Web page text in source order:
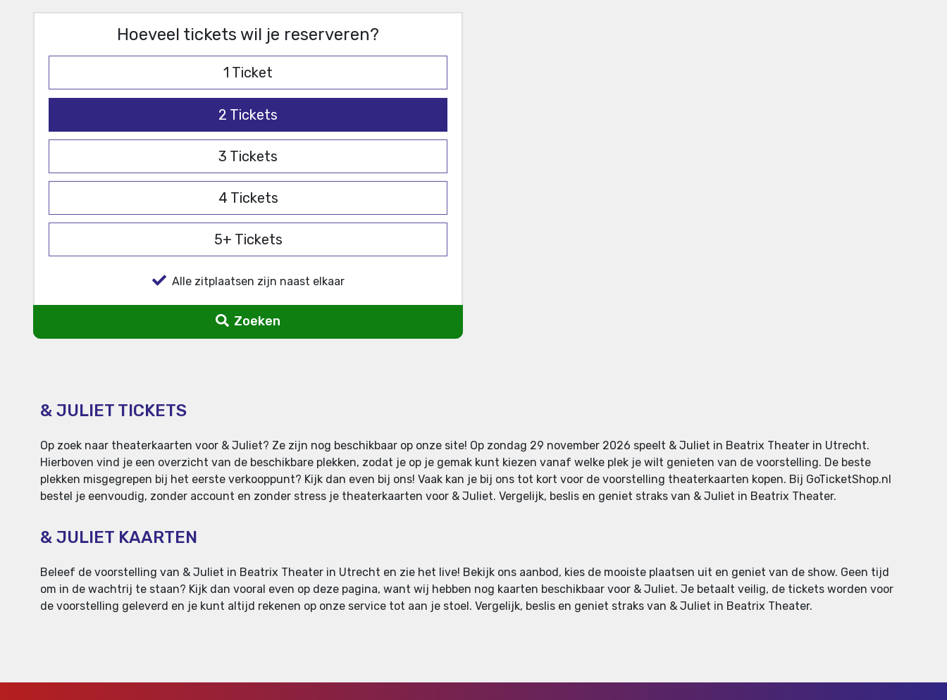
Hoeveel tickets wil je reserveren?
1 Ticket
2 Tickets
3 Tickets
4 Tickets
5+ Tickets
Alle zitplaatsen zijn naast elkaar
Zoeken
& JULIET TICKETS
Op zoek naar theaterkaarten voor & Juliet? Ze zijn nog beschikbaar op onze site! Op zondag 29 november 2026 speelt & Juliet in Beatrix Theater in Utrecht.
Hierboven vind je een overzicht van de beschikbare plekken, zodat je op je gemak kunt kiezen vanaf welke plek je wilt genieten van de voorstelling. De beste
plekken misgegrepen bij het eerste verkooppunt? Kijk dan even bij ons! Vaak kan je bij ons tot kort voor de voorstelling theaterkaarten kopen. Bij GoTicketShop.nl
bestel je eenvoudig, zonder account en zonder stress je theaterkaarten voor & Juliet. Vergelijk, beslis en geniet straks van & Juliet in Beatrix Theater.
& JULIET KAARTEN
Beleef de voorstelling van & Juliet in Beatrix Theater in Utrecht en zie het live! Bekijk ons aanbod, kies de mooiste plaatsen uit en geniet van de show. Geen tijd
om in de wachtrij te staan? Kijk dan vooral even op deze pagina, want wij hebben nog kaarten beschikbaar voor & Juliet. Je betaalt veilig, de tickets worden voor
de voorstelling geleverd en je kunt altijd rekenen op onze service tot aan je stoel. Vergelijk, beslis en geniet straks van & Juliet in Beatrix Theater.